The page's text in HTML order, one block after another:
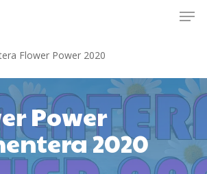
Flower Power 2020
Power
2020